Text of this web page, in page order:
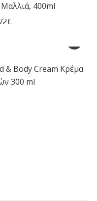
Μαλλιά, 400ml
€Η
11,72€.
& Body Cream Κρέμα
300 ml